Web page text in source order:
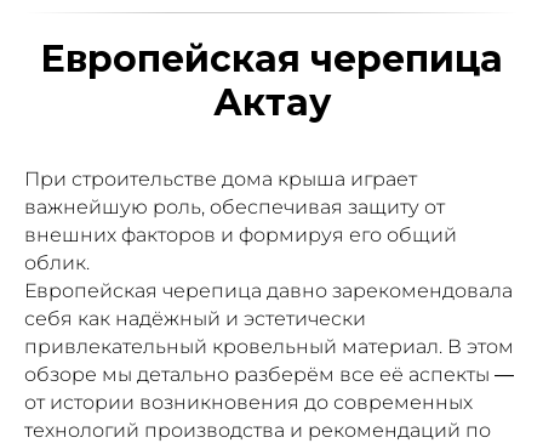
Европейская черепица
Актау
При строительстве дома крыша играет
важнейшую роль, обеспечивая защиту от
внешних факторов и формируя его общий
облик.
Европейская черепица давно зарекомендовала
себя как надёжный и эстетически
привлекательный кровельный материал. В этом
обзоре мы детально разберём все её аспекты —
от истории возникновения до современных
технологий производства и рекомендаций по